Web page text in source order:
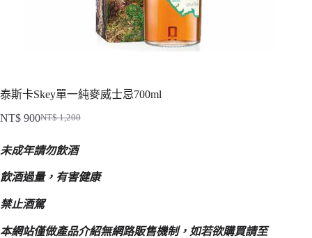
泰斯卡Skey單一純麥威士忌700ml
NT$1,200
始
價
格：
NT$ 900
前
價
格：
未成年請勿飲酒
飲酒過量，有害健康
禁止酒駕
本網站僅做產品介紹無網路販售機制， 如若欲購買請至